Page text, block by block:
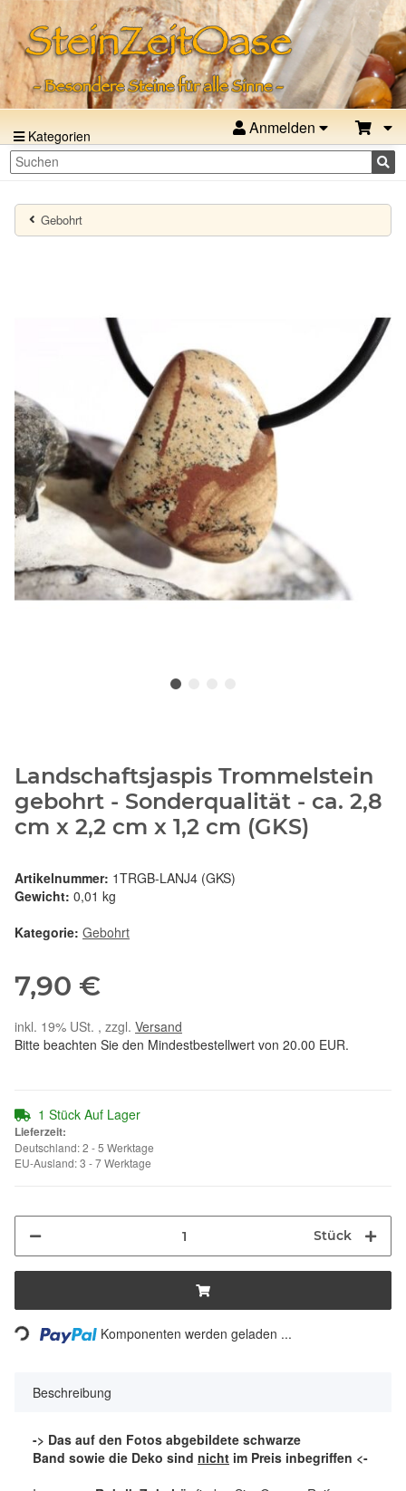
Kategorien Anmelden
Gebohrt
Landschaftsjaspis Trommelstein
gebohrt - Sonderqualität - ca. 2,8
cm x 2,2 cm x 1,2 cm (GKS)
Artikelnummer: 1TRGB-LANJ4 (GKS)
Gewicht: 0,01 kg
Kategorie: Gebohrt
7,90 €
inkl. 19% USt. , zzgl. Versand
Bitte beachten Sie den Mindestbestellwert von 20.00 EUR.
1 Stück Auf Lager
Lieferzeit:
Deutschland: 2 - 5 Werktage
EU-Ausland: 3 - 7 Werktage
Stück
Loading... Komponenten werden geladen ...
Beschreibung
-> Das auf den Fotos abgebildete schwarze
Band sowie die Deko sind nicht im Preis inbegriffen <-